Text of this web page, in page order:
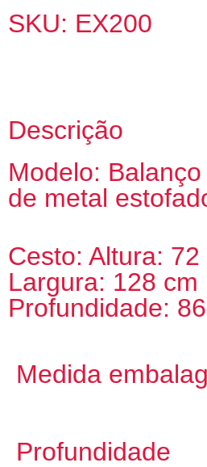
SKU: EX200
Descrição
Modelo:
de metal
Cesto: Altura: 72
Largura: 128 cm
Profundidade:
Medida
Profundidade